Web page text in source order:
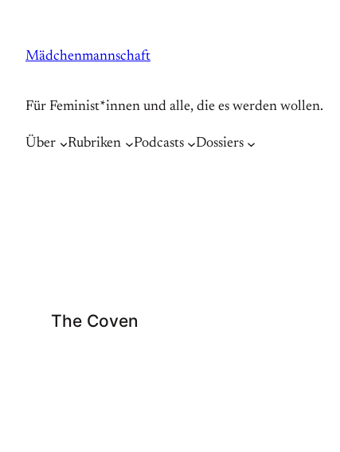
springen
Mädchenmannschaft
Für Feminist*innen und alle, die es werden wollen.
Über Rubriken Podcasts Dossiers
The Coven